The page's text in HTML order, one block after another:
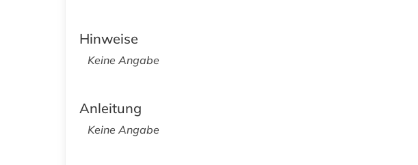
Hinweise
Keine Angabe
Anleitung
Keine Angabe